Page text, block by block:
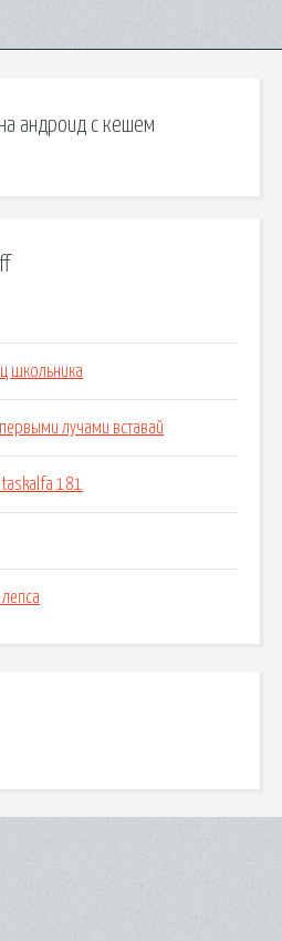
андроид с кешем
школьника
лучами вставай
taskalfa 181